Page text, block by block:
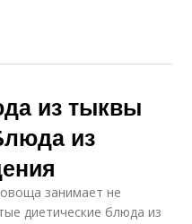
из тыквы
из
занимает не
диетические блюда из